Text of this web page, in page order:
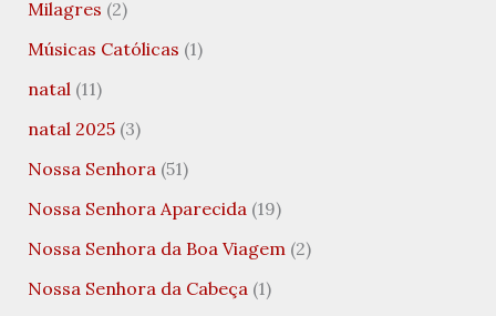
Milagres (2)
Músicas Católicas (1)
natal(11)
natal 2025(3)
Nossa Senhora(51)
Nossa Senhora Aparecida(19)
Nossa Senhora da Boa Viagem(2)
Nossa Senhora da Cabeça(1)